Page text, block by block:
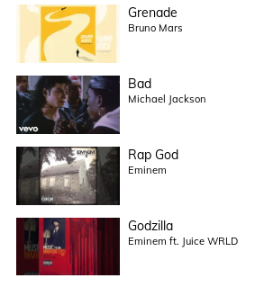
Grenade
Bruno Mars
Bad
Michael Jackson
Rap God
Eminem
Godzilla
Eminem ft. Juice WRLD